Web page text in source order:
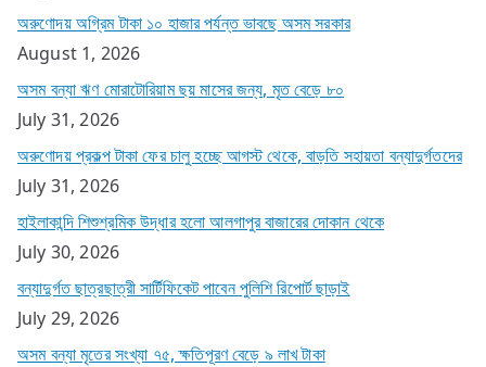
অরুণোদয় অগ্রিম টাকা ১০ হাজার পর্যন্ত ভাবছে অসম সরকার
August 1, 2026
অসম বন্যা ঋণ মোরাটোরিয়াম ছয় মাসের জন্য, মৃত বেড়ে ৮০
July 31, 2026
অরুণোদয় প্রকল্প টাকা ফের চালু হচ্ছে আগস্ট থেকে, বাড়তি সহায়তা বন্যাদুর্গতদের
July 31, 2026
হাইলাকান্দি শিশুশ্রমিক উদ্ধার হলো আলগাপুর বাজারের দোকান থেকে
July 30, 2026
বন্যাদুর্গত ছাত্রছাত্রী সার্টিফিকেট পাবেন পুলিশি রিপোর্ট ছাড়াই
July 29, 2026
অসম বন্যা মৃতের সংখ্যা ৭৫, ক্ষতিপূরণ বেড়ে ৯ লাখ টাকা